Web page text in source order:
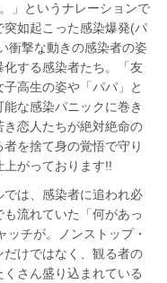
」というナレーションで
如起こった感染爆発(パ
衝撃な動きの感染者の姿
する感染者たち。「友
高生の姿や「パパ」と
な感染パニックに巻き
恋人たちが絶対絶命の
を捨て身の覚悟で守り
がっております!!
は、感染者に追われ必
流れていた「何があっ
ッチが。ノンストップ・
けではなく、観る者の
さん盛り込まれている